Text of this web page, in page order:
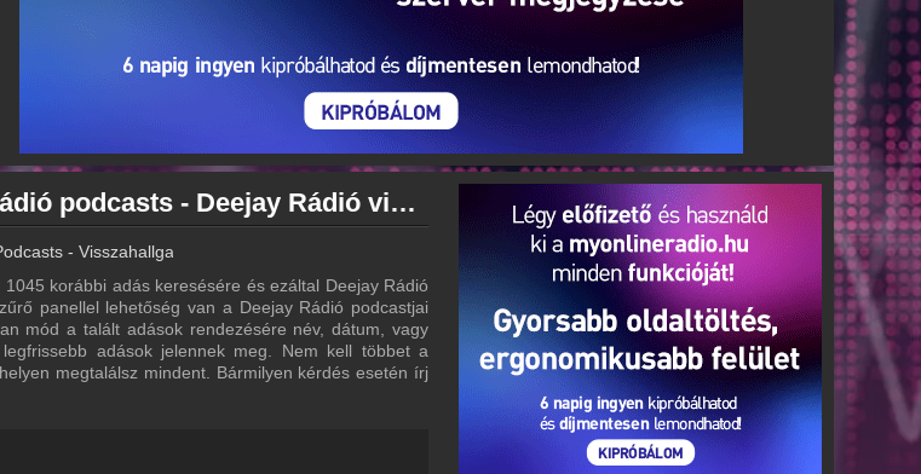
Deejay Rádió archívum - Deejay Rádió podcasts - Deejay Rádió visszahallgatás
- Visszahallgatás
korábbi adás keresésére és ezáltal Deejay Rádió
panellel lehetőség van a Deejay Rádió podcastjai
mód a talált adások rendezésére név, dátum, vagy
adások jelennek meg. Nem kell többet a
megtalálsz mindent. Bármilyen kérdés esetén írj